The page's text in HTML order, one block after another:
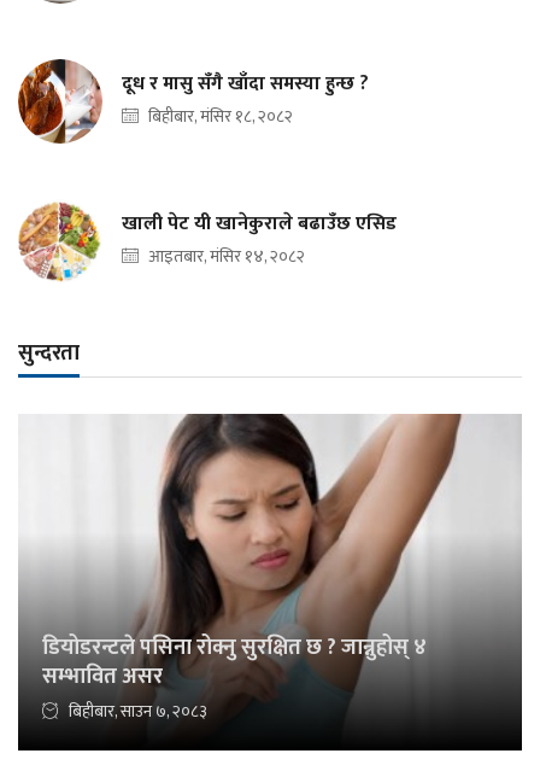
दूध र मासु सँगै खाँदा समस्या हुन्छ ?
बिहीबार, मंसिर १८, २०८२
खाली पेट यी खानेकुराले बढाउँछ एसिड
आइतबार, मंसिर १४, २०८२
सुन्दरता
डियोडरन्टले पसिना रोक्नु सुरक्षित छ ? जान्नुहोस् ४
सम्भावित असर
बिहीबार, साउन ७, २०८३